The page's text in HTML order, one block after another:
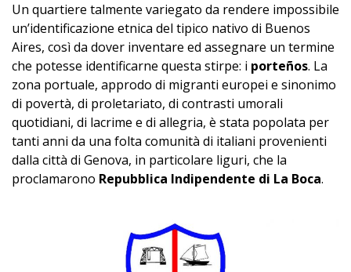
Un quartiere talmente variegato da rendere impossibile
un’identificazione etnica del tipico nativo di Buenos
Aires, così da dover inventare ed assegnare un termine
che potesse identificarne questa stirpe: i porteños. La
zona portuale, approdo di migranti europei e sinonimo
di povertà, di proletariato, di contrasti umorali
quotidiani, di lacrime e di allegria, è stata popolata per
tanti anni da una folta comunità di italiani provenienti
dalla città di Genova, in particolare liguri, che la
proclamarono Repubblica Indipendente di La Boca.